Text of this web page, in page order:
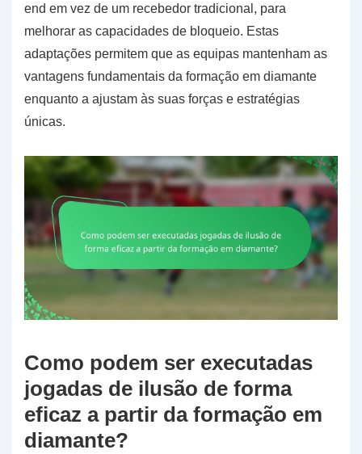
end em vez de um recebedor tradicional, para
melhorar as capacidades de bloqueio. Estas
adaptações permitem que as equipas mantenham as
vantagens fundamentais da formação em diamante
enquanto a ajustam às suas forças e estratégias
únicas.
Como podem ser executadas
jogadas de ilusão de forma
eficaz a partir da formação em
diamante?